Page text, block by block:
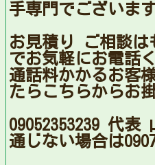
手専門でございます
お見積り ご相談は
でお気軽にお電話
通話料かかるお客
たらこちらからお
09052353239 代表
通じない場合は